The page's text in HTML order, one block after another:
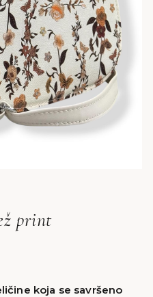
print
koja se savršeno